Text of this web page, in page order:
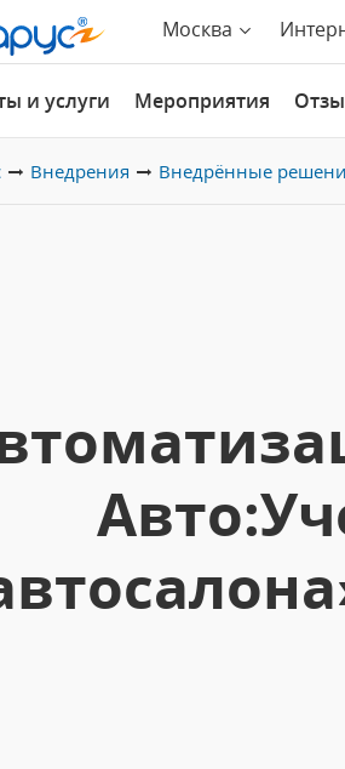
Москва
и услуги Мероприятия
Внедрения Внедрённые